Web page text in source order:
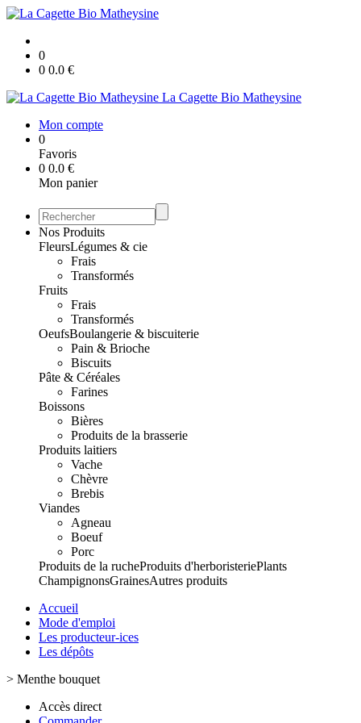
0
0 0.0 €
La Cagette Bio Matheysine
Mon compte
0
Favoris
0 0.0 €
Mon panier
Nos Produits
FleursLégumes & cie
Frais
Transformés
Fruits
Frais
Transformés
OeufsBoulangerie & biscuiterie
Pain & Brioche
Biscuits
Pâte & Céréales
Farines
Boissons
Bières
Produits de la brasserie
Produits laitiers
Vache
Chèvre
Brebis
Viandes
Agneau
Boeuf
Porc
Produits de la rucheProduits d'herboristeriePlants
ChampignonsGrainesAutres produits
Accueil
Mode d'emploi
Les producteur-ices
Les dépôts
> Menthe bouquet
Accès direct